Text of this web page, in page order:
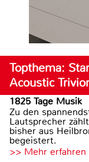
Topthema:
Acoustic
1825 Tage Musik
Zu den
Lautsprecher
bisher aus
begeistert.
>> Mehr erfahren